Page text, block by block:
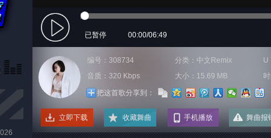
已暂停 00:00/06:49
编号：308734 分类： 中文Remix U
音质：320 Kbps
大小：15.69 MB
把这首歌分享到：
立即下载 收藏舞曲 手机播放 舞曲报